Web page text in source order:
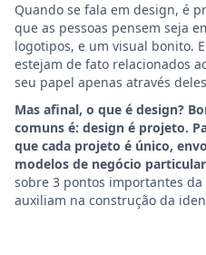
Quando se fala em design, é
que as pessoas pensem seja
logotipos, e um visual bonito.
estejam de fato relacionados
seu papel apenas através
Mas afinal, o que é design?
comuns é: design é projeto.
que cada projeto é único,
modelos de negócio
sobre 3 pontos importantes
auxiliam na construção da